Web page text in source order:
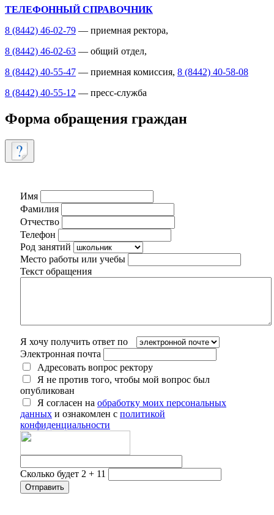
ТЕЛЕФОННЫЙ СПРАВОЧНИК
8 (8442) 46-02-79 — приемная ректора,
8 (8442) 46-02-63 — общий отдел,
8 (8442) 40-55-47 — приемная комиссия, 8 (8442) 40-58-08
8 (8442) 40-55-12 — пресс-служба
Форма обращения граждан
Имя
Фамилия
Отчество
Телефон
Род занятий
Место работы или учебы
Текст обращения
Я хочу получить ответ по
Электронная почта
Адресовать вопрос ректору
Я не против того, чтобы мой вопрос был
опубликован
Я согласен на обработку моих персональных
данных и ознакомлен с политикой
конфиденциальности
Сколько будет 2 + 11